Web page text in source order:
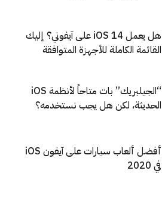
هل يعمل iOS 14 على آيفوني؟ إليك
القائمة الكاملة للأجهزة المتوافقة
“الجيلبريك” بات متاحاً لأنظمة iOS
الحديثة، لكن هل يجب نستخدمه؟
أفضل ألعاب سيارات على آيفون iOS
في 2020